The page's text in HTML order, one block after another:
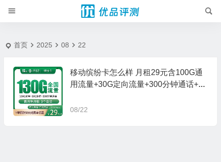
首页 2025 08 22
移动缤纷卡怎么样 月租29元含100G通
用流量+30G定向流量+300分钟通话+3
08/22